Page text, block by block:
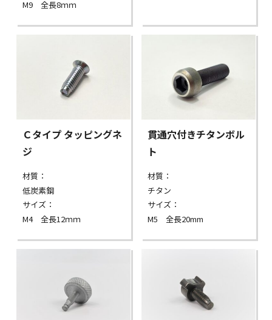
M9 全長8ｍｍ
Ｃタイプ タッピングネ
ジ
材質：
低炭素鋼
サイズ：
M4 全長12ｍｍ
貫通穴付きチタンボル
ト
材質：
チタン
サイズ：
M5 全長20mm